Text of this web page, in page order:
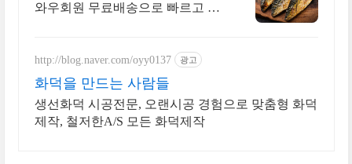
와우회원 무료배송으로 빠르고 편
료반품.
http://blog.naver.com/oyy0137 광고
화덕을 만드는 사람들
생선화덕 시공전문, 오랜시공 경험으로 맞춤형 화덕
제작, 철저한A/S 모든 화덕제작